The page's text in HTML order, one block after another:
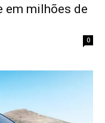
em milhões de
0